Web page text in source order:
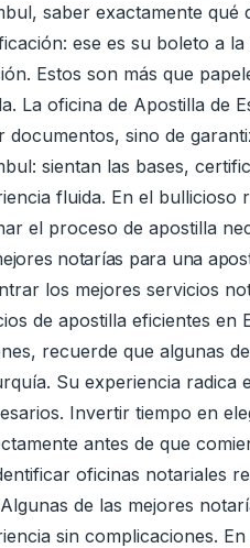
saber exactamente
ese es su boleto a
Estos son más que
La oficina de Apostilla de
documentos, sino de
sientan las bases,
fluida. En el bullicioso
el proceso de apostilla
notarías para una
los mejores servicios
de apostilla eficientes
recuerde que algunas
Su experiencia radica
Invertir tiempo en
antes de que
oficinas notariales
de las mejores
sin complicaciones.